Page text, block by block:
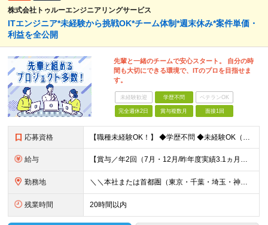
株式会社トゥルーエンジニアリングサービス
ITエンジニア*未経験から挑戦OK*チーム体制*週末休み*案件単価・
利益を全公開
先輩と一緒のチームで安心スタート。 自分の時
間も大切にできる環境で、ITのプロを目指せま
す。
未経験歓迎 学歴不問 ベテランOK
完全週休2日 賞与複数月 面接1回
応募資格 【職種未経験OK！】 ◆学歴不問 ◆未経験OK（長期キャリア形成のため25歳まで） ※もちろんPG・SEの経験をお持ちの方も大歓迎です！ ＼こんな方にピッタリです／ ・頼りになる先輩と一緒にチームで
給与 【賞与／年2回（7月・12月/昨年度実績3.1ヵ月分)※業績による・昇給／年1回（4月）】 ◇未経験者 月給20万+賞与年2回（昨年度実績3.1ヵ月分／業績による）＋各種手当 ◇PG・SEの経験1
勤務地 ＼＼本社または首都圏（東京・千葉・埼玉・神奈川）のプロジェクト先／／ ※転勤はありません ※U・Iターン歓迎! ※配属先は、出来る限りご希望を考慮いたします ※場合によっては、リモート勤務となることが
残業時間 20時間以内